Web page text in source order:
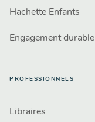
Hachette Enfants
Engagement durable
PROFESSIONNELS
Libraires